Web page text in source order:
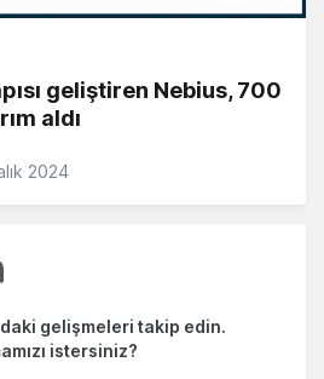
geliştiren Nebius, 700
aldı
2024
gelişmeleri takip edin.
istersiniz?